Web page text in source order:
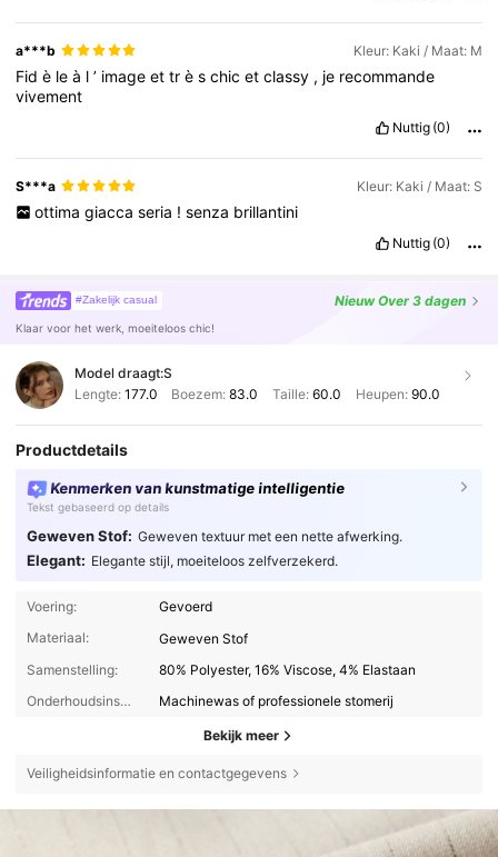
a***b Kleur: Kaki / Maat: M
Fidè leà l’ imageettrèschicetclassy , je recommande
vivement
Nuttig (0)
S***a Kleur: Kaki / Maat: S
ottima giacca seria ! senza brillantini
Nuttig (0)
#Zakelijk casual NieuwOver 3 dagen
Klaar voor het werk, moeiteloos chic!
Model draagt:S
Lengte: 177.0 Boezem:83.0 Taille: 60.0 Heupen: 90.0
Productdetails
Kenmerken van kunstmatige intelligentie
Tekst gebaseerd op details
Geweven Stof: Geweven textuur met een nette afwerking.
Elegant: Elegante stijl, moeiteloos zelfverzekerd.
Voering:
Gevoerd
Materiaal:
Geweven Stof
Samenstelling:
80% Polyester, 16% Viscose, 4% Elastaan
Onderhoudsinstructies:
Machinewas of professionele stomerij
Bekijk meer
Veiligheidsinformatie en contactgegevens